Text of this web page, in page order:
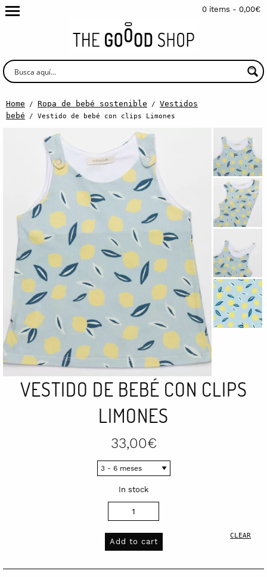
0 items - 0,00€
Home / Ropa de bebé sostenible / Vestidos
bebé / Vestido de bebé con clips Limones
VESTIDO DE BEBÉ CON CLIPS
LIMONES
33,00€
CLEAR
In stock
clips
Add to cart